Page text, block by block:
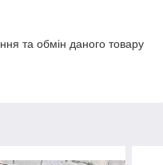
та обмін даного товару